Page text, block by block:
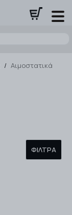
/ Αιμοστατικά
ΦΊΛΤΡΑ